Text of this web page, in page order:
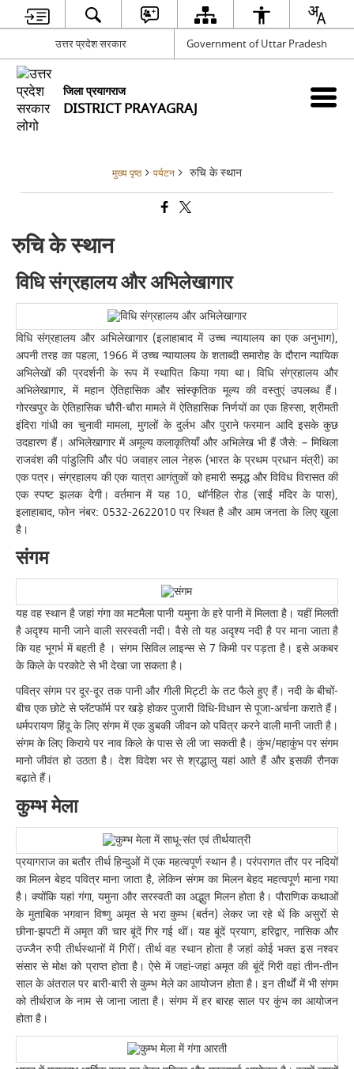
उत्तर प्रदेश सरकार Government of Uttar Pradesh
जिला प्रयागराज
DISTRICT PRAYAGRAJ
मुख्य पृष्ठ पर्यटन रुचि के स्थान
रुचि के स्थान
विधि संग्रहालय और अभिलेखागार
विधि संग्रहालय और अभिलेखागार (इलाहाबाद में उच्च न्यायालय का एक अनुभाग),
अपनी तरह का पहला, 1966 में उच्च न्यायालय के शताब्दी समारोह के दौरान न्यायिक
अभिलेखों की प्रदर्शनी के रूप में स्थापित किया गया था। विधि संग्रहालय और
अभिलेखागार, में महान ऐतिहासिक और सांस्कृतिक मूल्य की वस्तुएं उपलब्ध हैं।
गोरखपुर के ऐतिहासिक चौरी-चौरा मामले में ऐतिहासिक निर्णयों का एक हिस्सा, श्रीमती
इंदिरा गांधी का चुनावी मामला, मुगलों के दुर्लभ और पुराने फरमान आदि इसके कुछ
उदहारण हैं। अभिलेखागार में अमूल्य कलाकृतियाँ और अभिलेख भी हैं जैसे: – मिथिला
राजवंश की पांडुलिपि और पं0 जवाहर लाल नेहरू (भारत के प्रथम प्रधान मंत्री) का
एक पत्र। संग्रहालय की एक यात्रा आगंतुकों को हमारी समृद्ध और विविध विरासत की
एक स्पष्ट झलक देगी। वर्तमान में यह 10, थॉर्नहिल रोड (साईं मंदिर के पास),
इलाहाबाद, फोन नंबर: 0532-2622010 पर स्थित है और आम जनता के लिए खुला
है।
संगम
यह वह स्थान है जहां गंगा का मटमैला पानी यमुना के हरे पानी में मिलता है। यहीं मिलती
है अदृश्य मानी जाने वाली सरस्वती नदी। वैसे तो यह अदृश्य नदी है पर माना जाता है
कि यह भूगर्भ में बहती है । संगम सिविल लाइन्स से 7 किमी पर पड़ता है। इसे अकबर
के किले के परकोटे से भी देखा जा सकता है।
पवित्र संगम पर दूर-दूर तक पानी और गीली मिट्टी के तट फैले हुए हैं। नदी के बीचों-
बीच एक छोटे से प्लॅटफॉर्म पर खड़े होकर पुजारी विधि-विधान से पूजा-अर्चना कराते हैं।
धर्मपरायण हिंदू के लिए संगम में एक डुबकी जीवन को पवित्र करने वाली मानी जाती है।
संगम के लिए किराये पर नाव किले के पास से ली जा सकती है। कुंभ/महाकुंभ पर संगम
मानो जीवंत हो उठता है। देश विदेश भर से श्रद्धालु यहां आते हैं और इसकी रौनक
बढ़ाते हैं।
कुम्भ मेला
प्रयागराज का बतौर तीर्थ हिन्दुओं में एक महत्वपूर्ण स्थान है। परंपरागत तौर पर नदियों
का मिलन बेहद पवित्र माना जाता है, लेकिन संगम का मिलन बेहद महत्वपूर्ण माना गया
है। क्योंकि यहां गंगा, यमुना और सरस्वती का अद्भुत मिलन होता है। पौराणिक कथाओं
के मुताबिक भगवान विष्णु अमृत से भरा कुम्भ (बर्तन) लेकर जा रहे थें कि असुरों से
छीना-झपटी में अमृत की चार बूंदें गिर गई थीं। यह बूंदें प्रयाग, हरिद्वार, नासिक और
उज्जैन रुपी तीर्थस्थानों में गिरीं। तीर्थ वह स्थान होता है जहां कोई भक्त इस नश्वर
संसार से मोक्ष को प्राप्त होता है। ऐसे में जहां-जहां अमृत की बूंदें गिरी वहां तीन-तीन
साल के अंतराल पर बारी-बारी से कुम्भ मेले का आयोजन होता है। इन तीर्थों में भी संगम
को तीर्थराज के नाम से जाना जाता है। संगम में हर बारह साल पर कुंभ का आयोजन
होता है।